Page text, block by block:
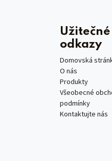
Užitečné
odkazy
Domovská
O nás
Produkty
Všeobecné
podmínky
Kontaktujte nás